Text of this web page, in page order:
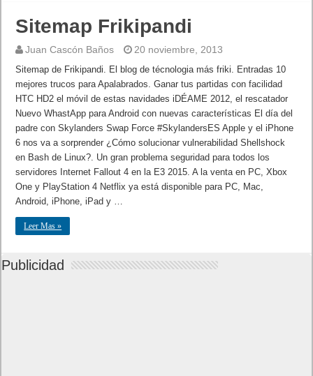
Sitemap Frikipandi
Juan Cascón Baños 20 noviembre, 2013
Sitemap de Frikipandi. El blog de técnologia más friki. Entradas 10
mejores trucos para Apalabrados. Ganar tus partidas con facilidad
HTC HD2 el móvil de estas navidades iDÉAME 2012, el rescatador
Nuevo WhastApp para Android con nuevas características El día del
padre con Skylanders Swap Force #SkylandersES Apple y el iPhone
6 nos va a sorprender ¿Cómo solucionar vulnerabilidad Shellshock
en Bash de Linux?. Un gran problema seguridad para todos los
servidores Internet Fallout 4 en la E3 2015. A la venta en PC, Xbox
One y PlayStation 4 Netflix ya está disponible para PC, Mac,
Android, iPhone, iPad y …
Leer Mas »
Publicidad